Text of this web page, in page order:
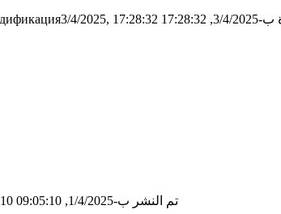
4/2025, 17:28:32
تم النشر ب-1/4/2025, 09:05:10